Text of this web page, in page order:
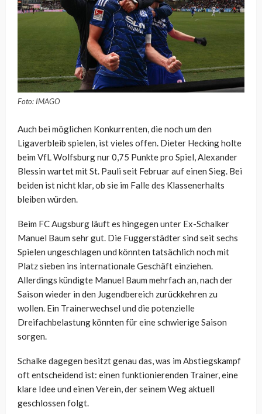
Foto: IMAGO
Auch bei möglichen Konkurrenten, die noch um den
Ligaverbleib spielen, ist vieles offen. Dieter Hecking holte
beim VfL Wolfsburg nur 0,75 Punkte pro Spiel, Alexander
Blessin wartet mit St. Pauli seit Februar auf einen Sieg. Bei
beiden ist nicht klar, ob sie im Falle des Klassenerhalts
bleiben würden.
Beim FC Augsburg läuft es hingegen unter Ex-Schalker
Manuel Baum sehr gut. Die Fuggerstädter sind seit sechs
Spielen ungeschlagen und könnten tatsächlich noch mit
Platz sieben ins internationale Geschäft einziehen.
Allerdings kündigte Manuel Baum mehrfach an, nach der
Saison wieder in den Jugendbereich zurückkehren zu
wollen. Ein Trainerwechsel und die potenzielle
Dreifachbelastung könnten für eine schwierige Saison
sorgen.
Schalke dagegen besitzt genau das, was im Abstiegskampf
oft entscheidend ist: einen funktionierenden Trainer, eine
klare Idee und einen Verein, der seinem Weg aktuell
geschlossen folgt.